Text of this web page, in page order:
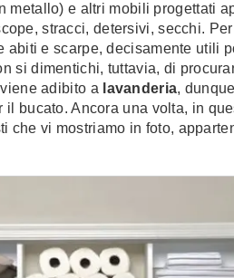
metallo) e altri mobili progettati
stracci, detersivi, secchi.
abiti e scarpe, decisamente utili
si dimentichi, tuttavia, di
adibito a lavanderia,
il bucato. Ancora una volta, in
che vi mostriamo in foto,